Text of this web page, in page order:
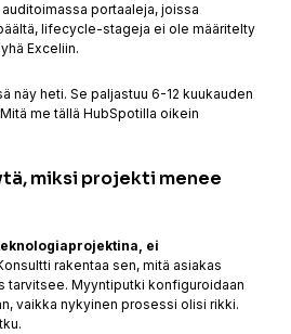
portaaleja, joissa
lifecycle-stageja ei ole määritelty
Exceliin.
näy heti. Se paljastuu 6-12 kuukauden
me tällä HubSpotilla oikein
miksi projekti menee
ei
rakentaa sen, mitä asiakas
tarvitsee. Myyntiputki konfiguroidaan
vaikka nykyinen prosessi olisi rikki.